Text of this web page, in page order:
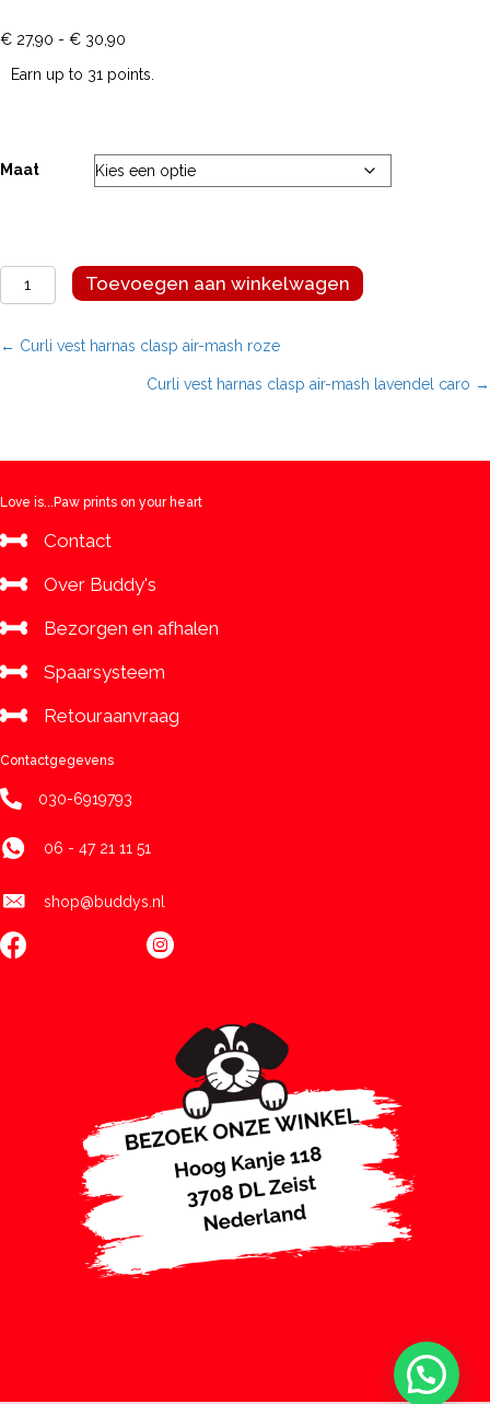
€ 27,90 - € 30,90
tot
Earn up to 31 points.
Maat
vest
clasp
Toevoegen aan winkelwagen
Posts
navigation
← Curli vest harnas clasp air-mash roze
Curli vest harnas clasp air-mash lavendel caro →
Love is...Paw prints on your heart
Contact
Over Buddy's
Bezorgen en afhalen
Spaarsysteem
Retouraanvraag
Contactgegevens
030-6919793
06 - 47 21 11 51
shop@buddys.nl